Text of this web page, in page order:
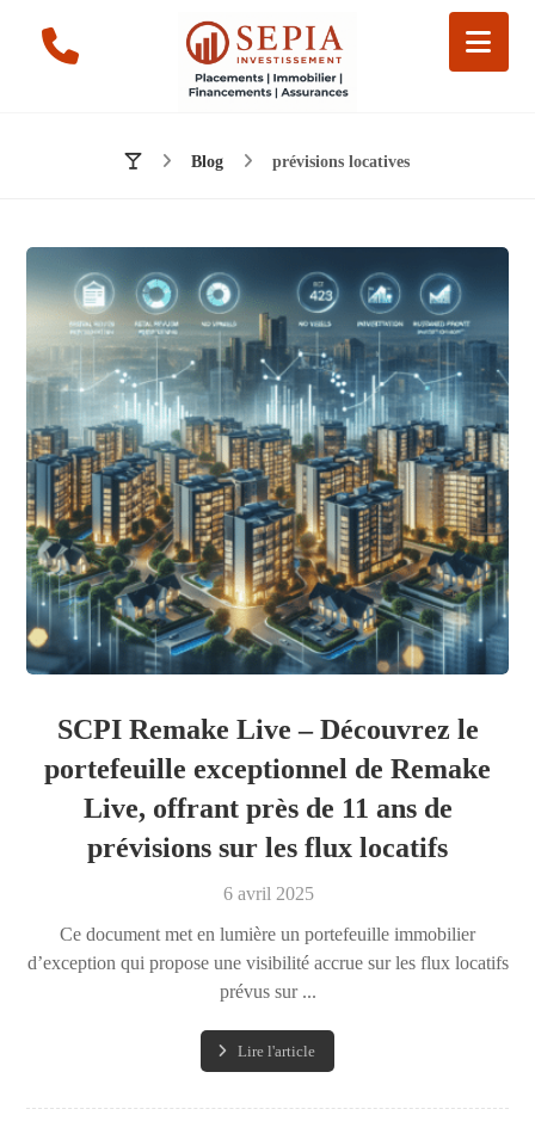
Blog prévisions locatives
SCPI Remake Live – Découvrez le
portefeuille exceptionnel de Remake
Live, offrant près de 11 ans de
prévisions sur les flux locatifs
6 avril 2025
Ce document met en lumière un portefeuille immobilier
d’exception qui propose une visibilité accrue sur les flux locatifs
prévus sur ...
Lire l'article